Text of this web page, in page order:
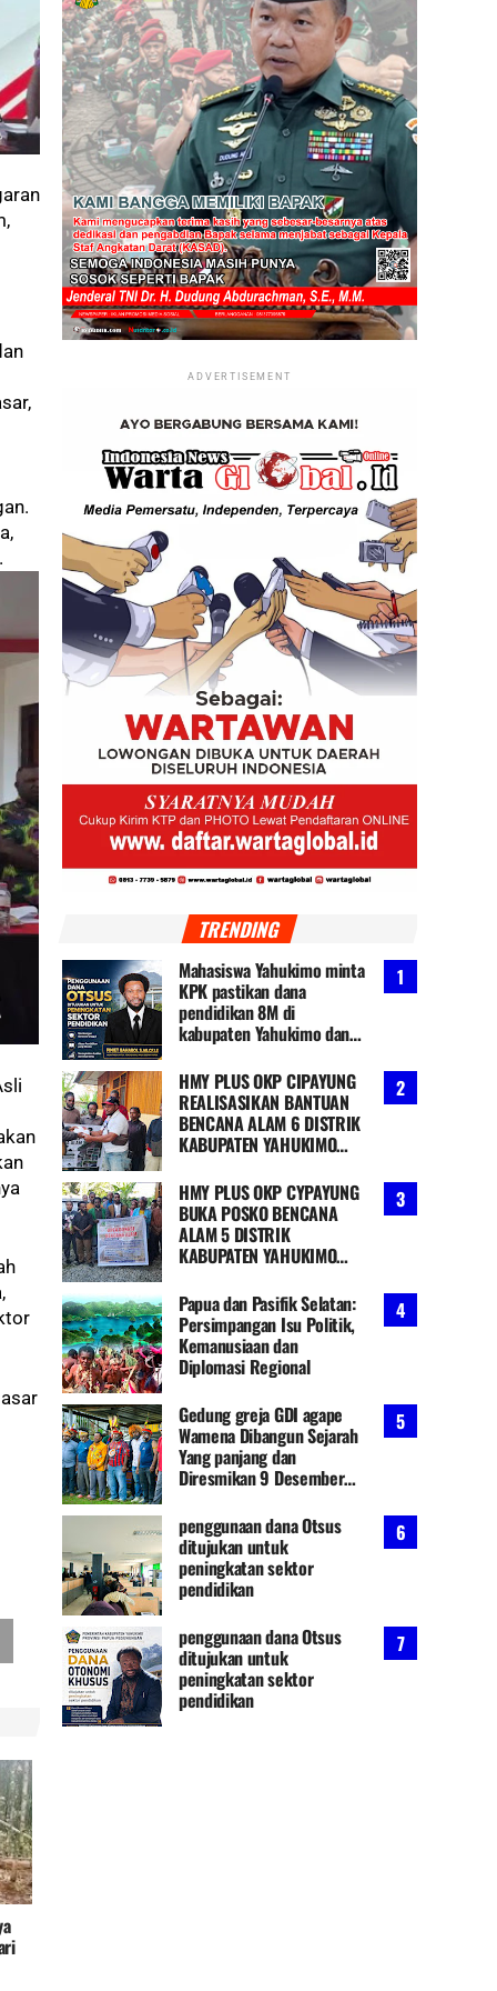
ADVERTISEMENT
TRENDING
Mahasiswa Yahukimo minta
KPK pastikan dana
pendidikan 8M di
kabupaten Yahukimo dan
HMY PLUS OKP CIPAYUNG
REALISASIKAN BANTUAN
BENCANA ALAM 6 DISTRIK
KABUPATEN YAHUKIMO
HMY PLUS OKP CYPAYUNG
BUKA POSKO BENCANA
ALAM 5 DISTRIK
KABUPATEN YAHUKIMO
Papua dan Pasifik Selatan:
Persimpangan Isu Politik,
Kemanusiaan dan
Diplomasi Regional
Gedung greja GDI agape
Wamena Dibangun Sejarah
Yang panjang dan
Diresmikan 9 Desember
penggunaan dana Otsus
ditujukan untuk
peningkatan sektor
pendidikan
penggunaan dana Otsus
ditujukan untuk
peningkatan sektor
pendidikan